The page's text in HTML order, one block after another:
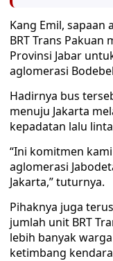
Kang Emil,
BRT Trans
Provinsi Jabar
aglomerasi
Hadirnya bus
menuju Jakarta
kepadatan lalu
“Ini komitmen
aglomerasi
Jakarta,” tuturnya.
Pihaknya juga
jumlah unit BRT
lebih banyak
ketimbang